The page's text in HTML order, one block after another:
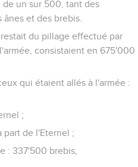
de un sur 500, tant des
et des brebis.
restait du pillage effectué par
consistaient en 675'000
qui étaient allés à l'armée :
;
part de l'Eternel ;
: 337'500 brebis,